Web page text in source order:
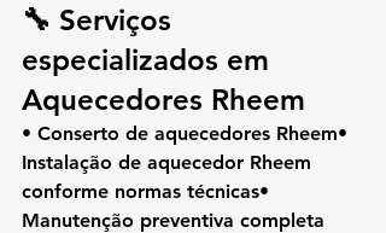
🔧 Serviços
especializados em
Aquecedores Rheem
• Conserto de aquecedores Rheem•
Instalação de aquecedor Rheem
conforme normas técnicas•
Manutenção preventiva completa